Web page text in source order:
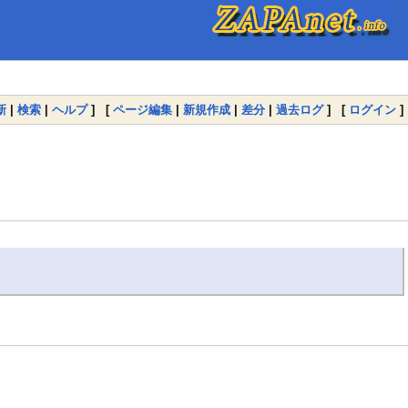
| 検索 | ヘルプ] [ ページ編集 | 新規作成 | 差分 | 過去ログ] [ ログイン ]